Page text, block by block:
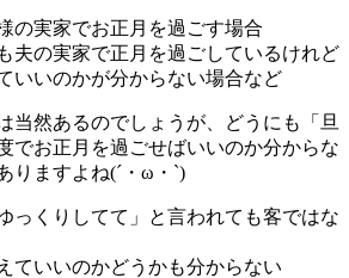
の実家でお正月を過ごす場合
夫の実家で正月を過ごしているけれど
いいのかが分からない場合など
当然あるのでしょうが、どうにも「旦
でお正月を過ごせばいいのか分からな
りますよね(´・ω・`)
っくりしてて」と言われても客ではな
ていいのかどうかも分からない